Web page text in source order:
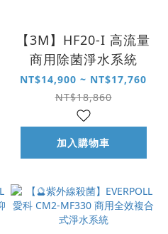
【3M】HF20-I 高流量
商用除菌淨水系統
NT$14,900 ~ NT$17,760
NT$18,860
加入購物車